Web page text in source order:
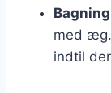
Bagning
med
indtil